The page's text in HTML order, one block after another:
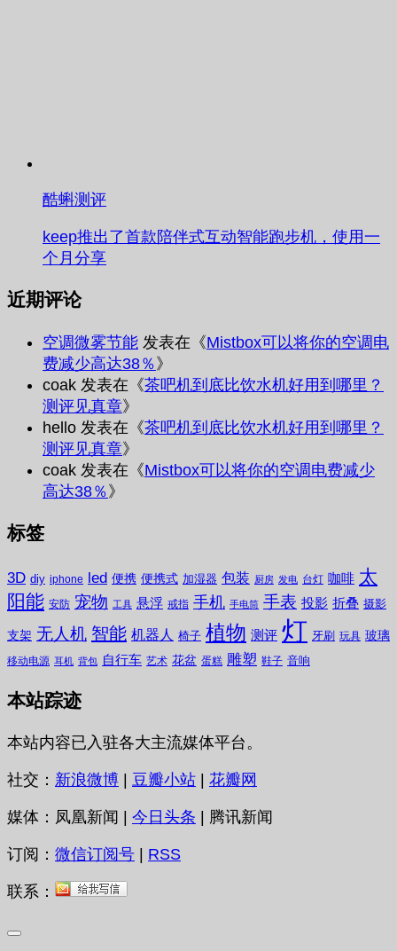
酷蝌测评
keep推出了首款陪伴式互动智能跑步机，使用一
个月分享
近期评论
空调微雾节能 发表在《Mistbox可以将你的空调电
费减少高达38％》
coak 发表在《茶吧机到底比饮水机好用到哪里？
测评见真章》
hello 发表在《茶吧机到底比饮水机好用到哪里？
测评见真章》
coak 发表在《Mistbox可以将你的空调电费减少
高达38％》
标签
3D diy iphone led 便携 便携式 加湿器 包装 厨房 发电 台灯 咖啡 太
阳能 安防 宠物 工具 悬浮 戒指 手机 手电筒 手表 投影 折叠 摄影
支架 无人机 智能 机器人 椅子 植物 测评 灯 牙刷 玩具 玻璃
移动电源 耳机 背包 自行车 艺术 花盆 蛋糕 雕塑 鞋子 音响
本站踪迹
本站内容已入驻各大主流媒体平台。
社交： 新浪微博 豆瓣小站 花瓣网
媒体：凤凰新闻 | 今日头条 | 腾讯新闻
订阅： 微信订阅号 RSS
联系：